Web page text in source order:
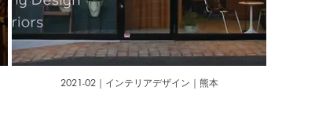
2021-02｜インテリアデザイン｜熊本